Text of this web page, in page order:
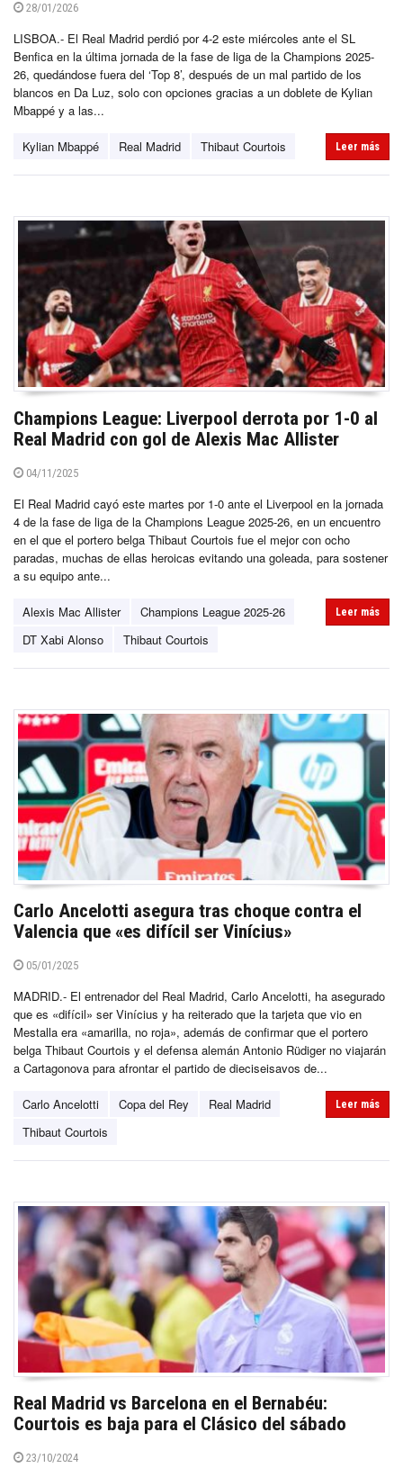
28/01/2026
LISBOA.- El Real Madrid perdió por 4-2 este miércoles ante el SL
Benfica en la última jornada de la fase de liga de la Champions 2025-
26, quedándose fuera del ‘Top 8’, después de un mal partido de los
blancos en Da Luz, solo con opciones gracias a un doblete de Kylian
Mbappé y a las...
Kylian Mbappé Real Madrid Thibaut Courtois Leer más
Champions League: Liverpool derrota por 1-0 al
Real Madrid con gol de Alexis Mac Allister
04/11/2025
El Real Madrid cayó este martes por 1-0 ante el Liverpool en la jornada
4 de la fase de liga de la Champions League 2025-26, en un encuentro
en el que el portero belga Thibaut Courtois fue el mejor con ocho
paradas, muchas de ellas heroicas evitando una goleada, para sostener
a su equipo ante...
Alexis Mac Allister
Champions League 2025-26
DT Xabi Alonso
Thibaut Courtois
Leer más
Carlo Ancelotti asegura tras choque contra el
Valencia que «es difícil ser Vinícius»
05/01/2025
MADRID.- El entrenador del Real Madrid, Carlo Ancelotti, ha asegurado
que es «difícil» ser Vinícius y ha reiterado que la tarjeta que vio en
Mestalla era «amarilla, no roja», además de confirmar que el portero
belga Thibaut Courtois y el defensa alemán Antonio Rüdiger no viajarán
a Cartagonova para afrontar el partido de dieciseisavos de...
Carlo Ancelotti Copa del Rey
Real Madrid
Thibaut Courtois
Leer más
Real Madrid vs Barcelona en el Bernabéu:
Courtois es baja para el Clásico del sábado
23/10/2024